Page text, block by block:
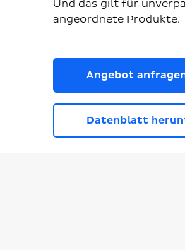
Und das gilt für
angeordnete Produkte.
Angebot
Datenblatt